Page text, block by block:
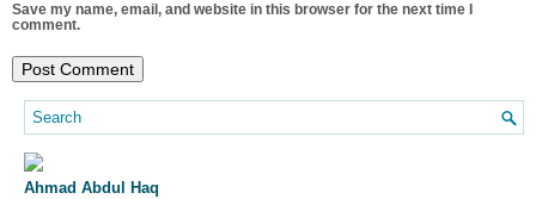
Save my name, email, and website in this browser for the next time I
comment.
Ahmad Abdul Haq